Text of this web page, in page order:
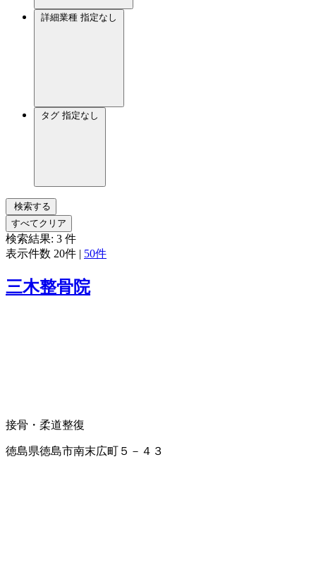
詳細業種 指定なし
タグ 指定なし
検索する
すべてクリア
検索結果: 3 件
表示件数 20件 | 50件
三木整骨院
接骨・柔道整復
徳島県徳島市南末広町５－４３